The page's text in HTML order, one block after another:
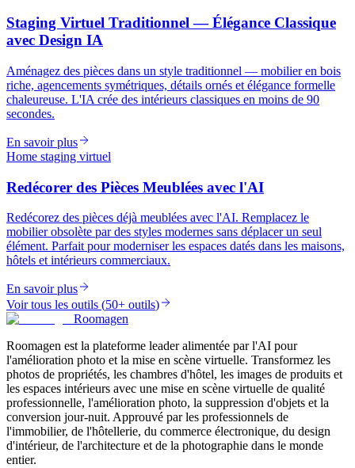
Staging Virtuel Traditionnel — Élégance Classique
avec Design IA
Aménagez des pièces dans un style traditionnel — mobilier en bois
riche, agencements symétriques, détails ornés et élégance formelle
chaleureuse. L'IA crée des intérieurs classiques en moins de 90
secondes.
En savoir plus
Home staging virtuel
Redécorer des Pièces Meublées avec l'AI
Redécorez des pièces déjà meublées avec l'AI. Remplacez le
mobilier obsolète par des styles modernes sans déplacer un seul
élément. Parfait pour moderniser les espaces datés dans les maisons,
hôtels et intérieurs commerciaux.
En savoir plus
Voir tous les outils (50+ outils)
Roomagen
Roomagen est la plateforme leader alimentée par l'AI pour
l'amélioration photo et la mise en scène virtuelle. Transformez les
photos de propriétés, les chambres d'hôtel, les images de produits et
les espaces intérieurs avec une mise en scène virtuelle de qualité
professionnelle, l'amélioration photo, la suppression d'objets et la
conversion jour-nuit. Approuvé par les professionnels de
l'immobilier, de l'hôtellerie, du commerce électronique, du design
d'intérieur, de l'architecture et de la photographie dans le monde
entier.